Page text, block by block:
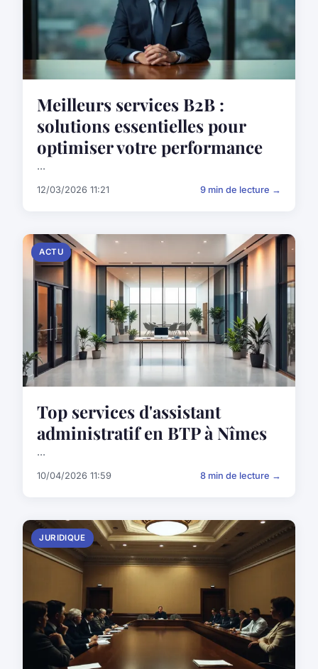
Meilleurs services B2B :
solutions essentielles pour
optimiser votre performance
...
12/03/2026 11:21 9 min de lecture →
ACTU
Top services d'assistant
administratif en BTP à Nîmes
...
10/04/2026 11:59 8 min de lecture →
JURIDIQUE